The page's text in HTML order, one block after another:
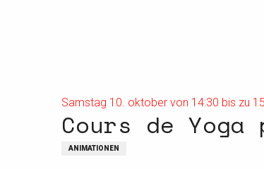
Samstag 10. oktober von 14:30 bis zu
Cours de
ANIMATIONEN